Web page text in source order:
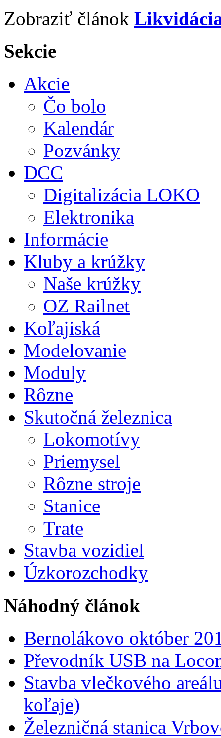
Zobraziť článok
Sekcie
Akcie
Čo bolo
Kalendár
Pozvánky
DCC
Digitalizácia LOKO
Elektronika
Informácie
Kluby a krúžky
Naše krúžky
OZ Railnet
Koľajiská
Modelovanie
Moduly
Rôzne
Skutočná železnica
Lokomotívy
Priemysel
Rôzne stroje
Stanice
Trate
Stavba vozidiel
Úzkorozchodky
Náhodný článok
Bernolákovo október
Převodník USB na
Stavba vlečkového
koľaje)
Železničná stanica